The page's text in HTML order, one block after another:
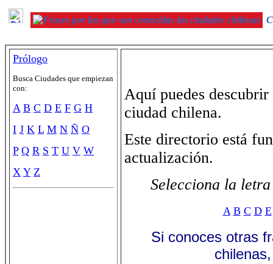
Prólogo
Busca Ciudades que empiezan
con:
A B C D E F G H
I J K L M N Ñ O
P Q R S T U V W
X Y Z
Aquí puedes
ciudad chilena.
Este directorio está
actualización.
Selecciona la
A B C D E
Si conoces otras